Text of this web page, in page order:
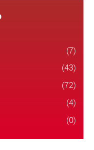
(7)
(43)
(72)
(4)
(0)